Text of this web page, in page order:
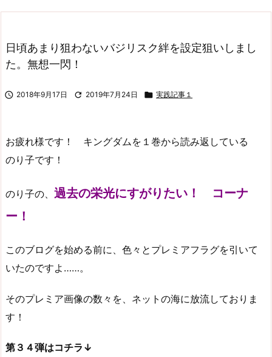
日頃あまり狙わないバジリスク絆を設定狙いしまし
た。無想一閃！
 2018年9月17日  2019年7月24日  実践記事１
お疲れ様です！ キングダムを１巻から読み返している
のり子です！
のり子の、 過去の栄光にすがりたい！ コーナ
ー！
このブログを始める前に、色々とプレミアフラグを引いて
いたのですよ……。
そのプレミア画像の数々を、ネットの海に放流しておりま
す！
第３４弾はコチラ↓